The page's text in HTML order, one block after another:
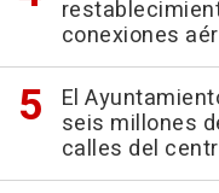
conexiones
El
seis millones
calles del